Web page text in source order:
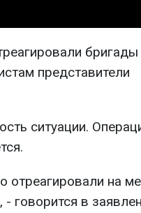
бригады
представители
ситуации.
отреагировали на
говорится в